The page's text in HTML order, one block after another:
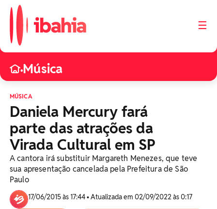
☰
•Música
MÚSICA
Daniela Mercury fará
parte das atrações da
Virada Cultural em SP
A cantora irá substituir Margareth Menezes, que teve
sua apresentação cancelada pela Prefeitura de São
Paulo
17/06/2015 às 17:44 • Atualizada em 02/09/2022 às 0:17